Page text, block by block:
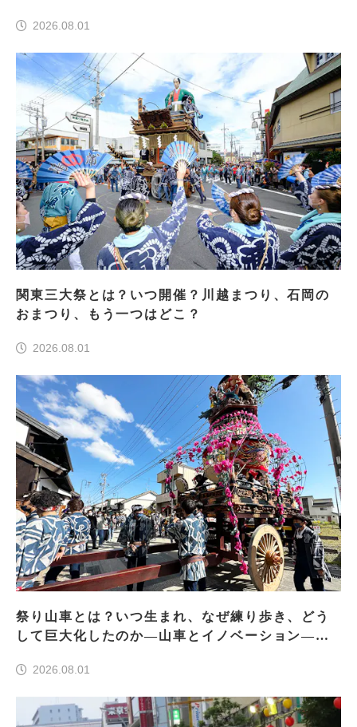
2026.08.01
関東三大祭とは？いつ開催？川越まつり、石岡の
おまつり、もう一つはどこ？
2026.08.01
祭り山車とは？いつ生まれ、なぜ練り歩き、どう
して巨大化したのか―山車とイノベーション―＜
2026.08.01